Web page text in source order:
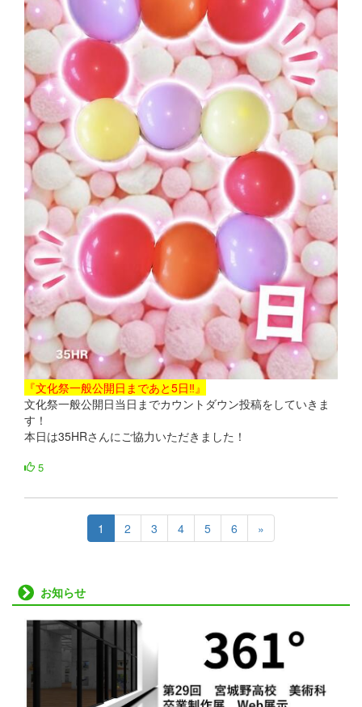
『文化祭一般公開日まであと5日‼』
文化祭一般公開日当日までカウントダウン投稿をしていきま
す！
本日は35HRさんにご協力いただきました！
5
1 2 3 4 5 6 »
お知らせ